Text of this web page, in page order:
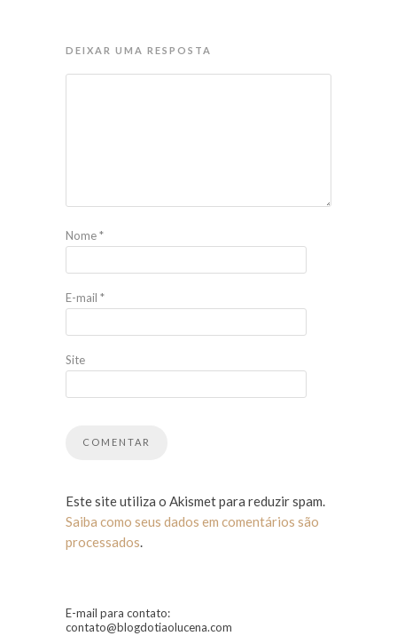
DEIXAR UMA RESPOSTA
Nome*
E-mail *
Site
Este site utiliza o Akismet para reduzir spam.
Saiba como seus dados em comentários são
processados.
E-mail para contato:
contato@blogdotiaolucena.com